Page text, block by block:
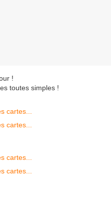
!
toutes simples !